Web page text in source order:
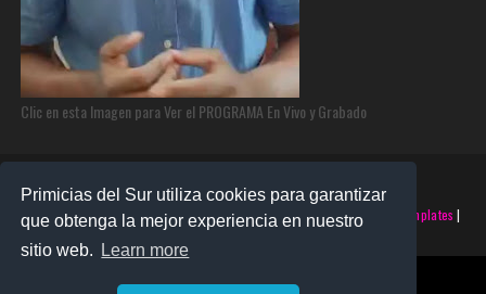
Primicias del Sur utiliza cookies para garantizar
que obtenga la mejor experiencia en nuestro
sitio web.
Learn more
Clic en esta Imagen para Ver el PROGRAMA En Vivo y Grabado
©2025 PRIMICIAS DEL SUR | Derechos Reservados | Creado con SoraTemplates |
Realizado porSANTO MONTERO